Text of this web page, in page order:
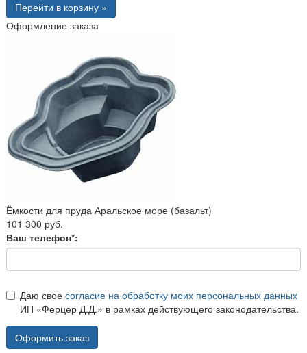
Перейти в корзину »
Оформление заказа
Ёмкости для пруда Аральское море (базальт)
101 300 руб.
Ваш телефон*:
Даю свое согласие на обработку моих персональных данных
ИП «Ферцер Д.Д.» в рамках действующего законодательства.
Оформить заказ